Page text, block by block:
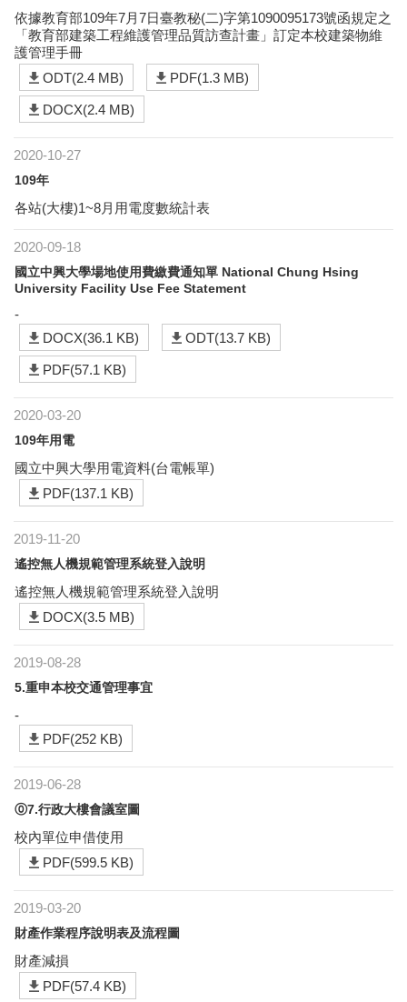
依據教育部109年7月7日臺教秘(二)字第1090095173號函規定之
「教育部建築工程維護管理品質訪查計畫」訂定本校建築物維
護管理手冊
ODT(2.4 MB)
PDF(1.3 MB)
DOCX(2.4 MB)
2020-10-27
109年
各站(大樓)1~8月用電度數統計表
2020-09-18
國立中興大學場地使用費繳費通知單 National Chung Hsing
University Facility Use Fee Statement
-
DOCX(36.1 KB)
ODT(13.7 KB)
PDF(57.1 KB)
2020-03-20
109年用電
國立中興大學用電資料(台電帳單)
PDF(137.1 KB)
2019-11-20
遙控無人機規範管理系統登入說明
遙控無人機規範管理系統登入說明
DOCX(3.5 MB)
2019-08-28
5.重申本校交通管理事宜
-
PDF(252 KB)
2019-06-28
⓪7.行政大樓會議室圖
校內單位申借使用
PDF(599.5 KB)
2019-03-20
財產作業程序說明表及流程圖
財產減損
PDF(57.4 KB)